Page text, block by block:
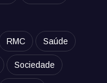
RMC Saúde
Sociedade